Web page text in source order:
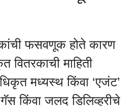
फसवणूक होते कारण
वितरकाची माहिती
मध्यस्थ किंवा ‘एजंट’
किंवा जलद डिलिव्हरीचे